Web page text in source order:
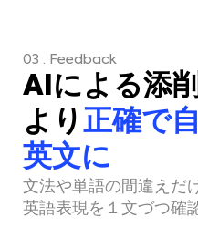
03 . Feedback
AIによる添
より 正確で
英文に
文法や単語の間違えだ
英語表現を１文づつ確